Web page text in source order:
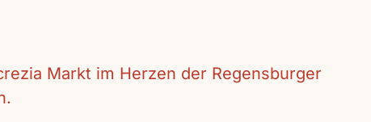
Markt im Herzen der Regensburger